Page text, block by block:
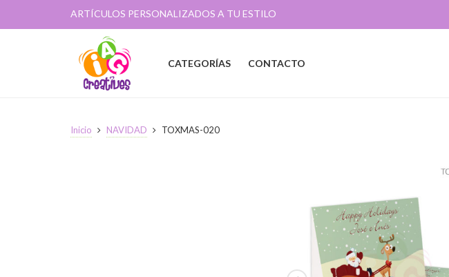
ARTÍCULOS PERSONALIZADOS A TU ESTILO
CATEGORÍAS CONTACTO
Inicio NAVIDAD TOXMAS-020